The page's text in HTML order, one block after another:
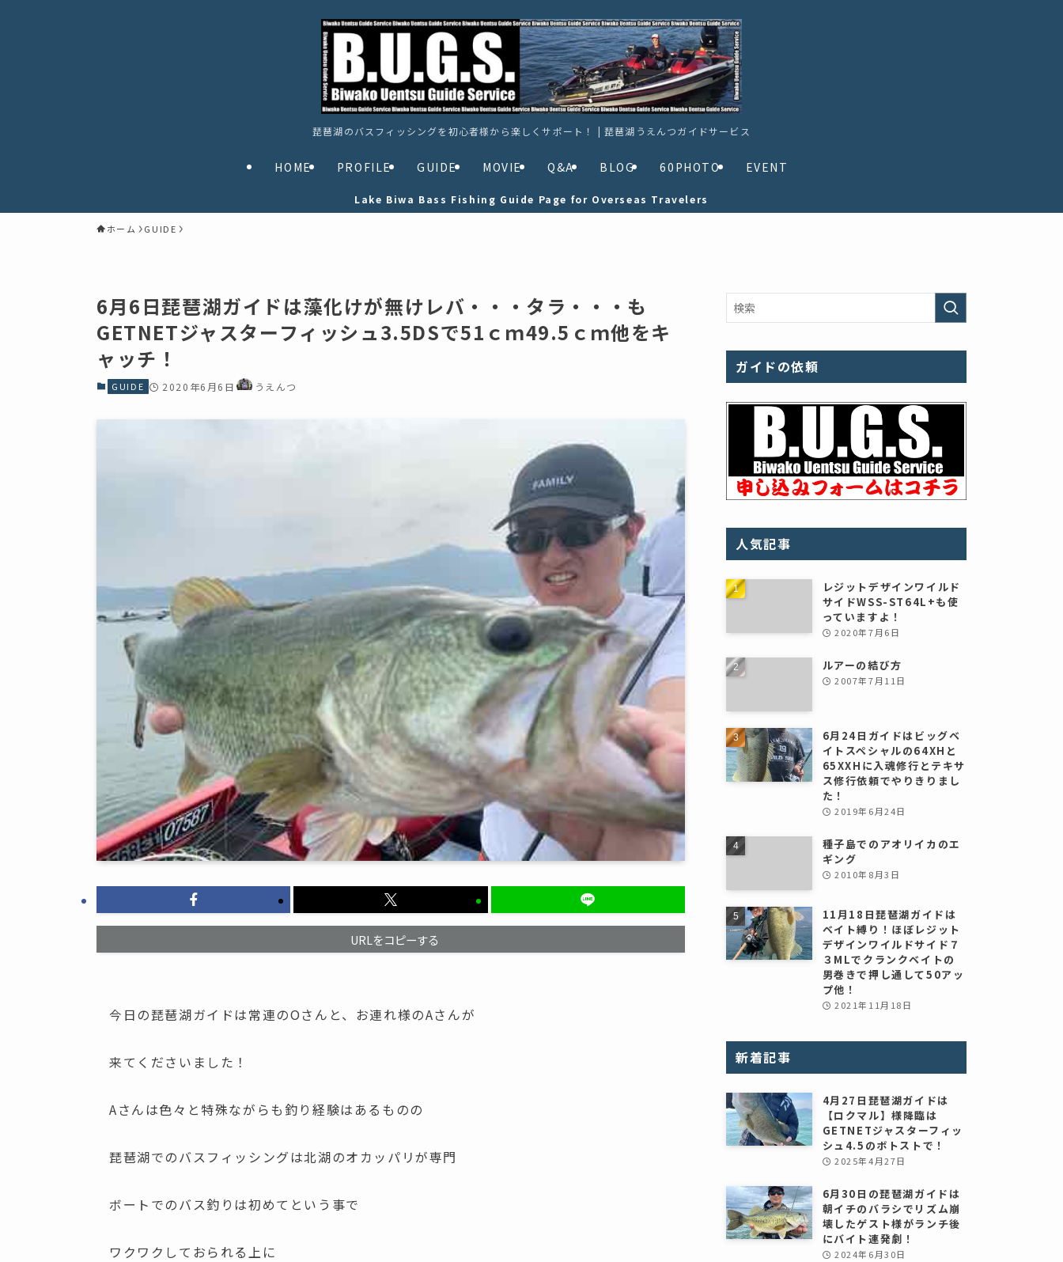
琵琶湖のバスフィッシングを初心者様から楽しくサポート！ | 琵琶湖うえんつガイドサービス
HOME PROFILE GUIDE MOVIE Q&A BLOG 60PHOTO EVENT
Lake Biwa Bass Fishing Guide Page for Overseas Travelers
ホーム GUIDE
6月6日琵琶湖ガイドは藻化けが無けレバ・・・タラ・・・も
GETNETジャスターフィッシュ3.5DSで51ｃｍ49.5ｃｍ他をキ
ャッチ！
GUIDE 2020年6月6日 うえんつ
URLをコピーする
今日の琵琶湖ガイドは常連のOさんと、お連れ様のAさんが
来てくださいました！
Aさんは色々と特殊ながらも釣り経験はあるものの
琵琶湖でのバスフィッシングは北湖のオカッパリが専門
ボートでのバス釣りは初めてという事で
ワクワクしておられる上に
ガイドの依頼
人気記事
レジットデザインワイルド
サイドWSS-ST64L+も使
っていますよ！
2020年7月6日
ルアーの結び方
2007年7月11日
6月24日ガイドはビッグベ
イトスペシャルの64XHと
65XXHに入魂修行とテキサ
ス修行依頼でやりきりまし
た！
2019年6月24日
種子島でのアオリイカのエ
ギング
2010年8月3日
11月18日琵琶湖ガイドは
ベイト縛り！ほぼレジット
デザインワイルドサイド７
３MLでクランクベイトの
男巻きで押し通して50アッ
プ他！
2021年11月18日
新着記事
4月27日琵琶湖ガイドは
【ロクマル】様降臨は
GETNETジャスターフィッ
シュ4.5のボトストで！
2025年4月27日
6月30日の琵琶湖ガイドは
朝イチのバラシでリズム崩
壊したゲスト様がランチ後
にバイト連発劇！
2024年6月30日